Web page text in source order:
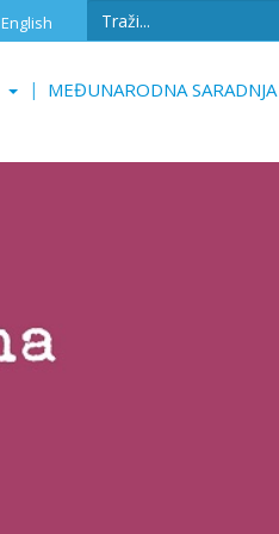
English
Search
MEĐUNARODNA SARADNJA